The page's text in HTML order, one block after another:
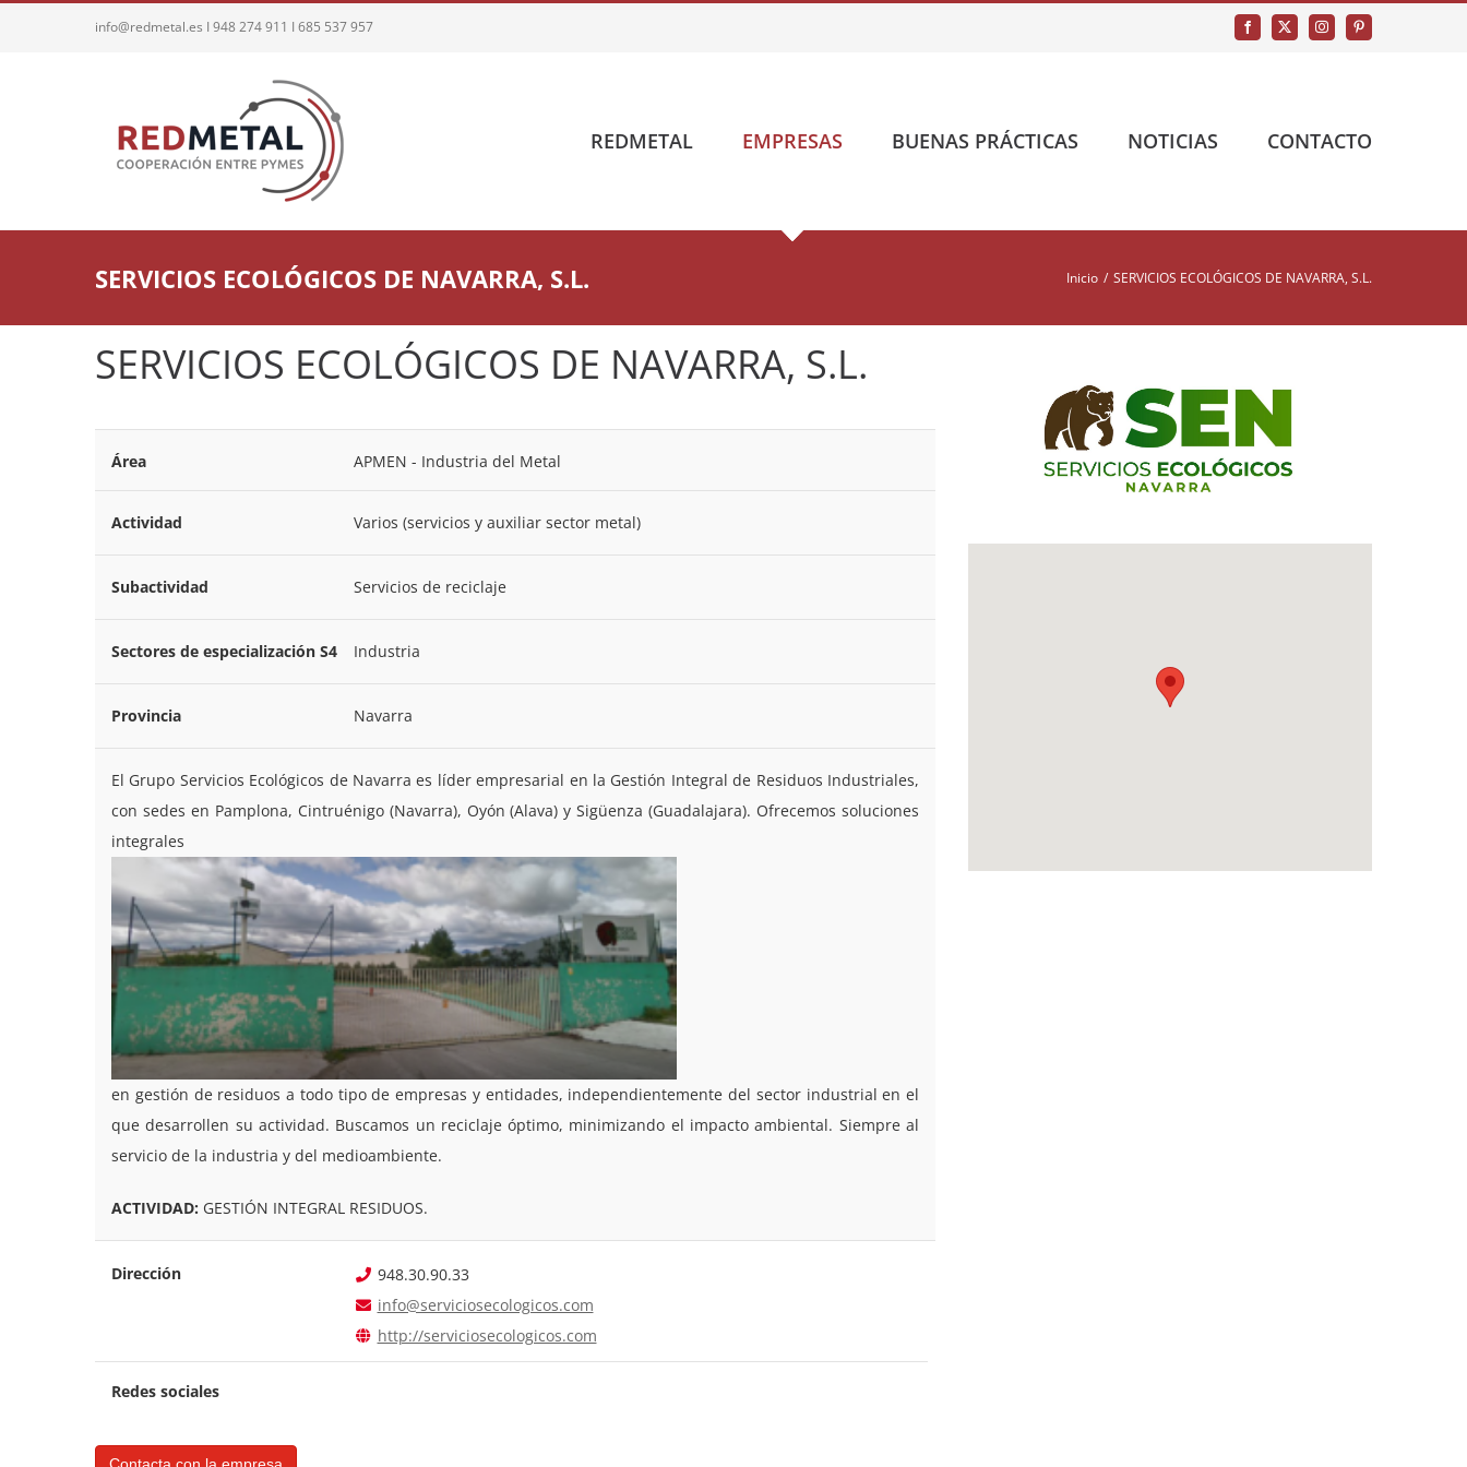
info@redmetal.es I 948 274 911 I 685 537 957 Facebook
X InstagramPinterest
REDMETAL EMPRESAS BUENAS PRÁCTICAS NOTICIAS CONTACTO
SERVICIOS ECOLÓGICOS DE NAVARRA, S.L. Inicio SERVICIOS ECOLÓGICOS DE NAVARRA, S.L.
SERVICIOS ECOLÓGICOS DE NAVARRA, S.L.
Área APMEN - Industria del Metal
Actividad Varios (servicios y auxiliar sector metal)
Subactividad Servicios de reciclaje
Sectores de especialización S4 Industria
Provincia Navarra
El Grupo Servicios Ecológicos de Navarra es líder empresarial en la Gestión Integral de Residuos Industriales,
con sedes en Pamplona, Cintruénigo (Navarra), Oyón (Alava) y Sigüenza (Guadalajara). Ofrecemos soluciones
integrales
en gestión de residuos a todo tipo de empresas y entidades, independientemente del sector industrial en el
que desarrollen su actividad. Buscamos un reciclaje óptimo, minimizando el impacto ambiental. Siempre al
servicio de la industria y del medioambiente.
ACTIVIDAD: GESTIÓN INTEGRAL RESIDUOS.
Dirección
948.30.90.33
info@serviciosecologicos.com
http://serviciosecologicos.com
Redes sociales